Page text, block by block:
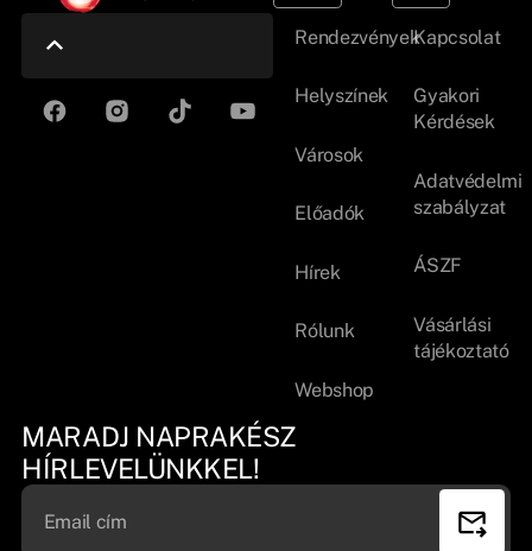
Rendezvények
Helyszínek
Városok
Előadók
Hírek
Rólunk
Webshop
Kapcsolat
Gyakori
Kérdések
Adatvédelmi
szabályzat
ÁSZF
Vásárlási
tájékoztató
MARADJ NAPRAKÉSZ
HÍRLEVELÜNKKEL!